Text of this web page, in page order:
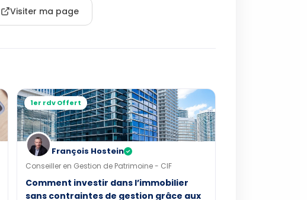
Visiter ma page
1er rdv Offert
François Hostein ✓
Conseiller en Gestion de Patrimoine - CIF
Comment investir dans l’immobilier
sans contraintes de gestion grâce aux